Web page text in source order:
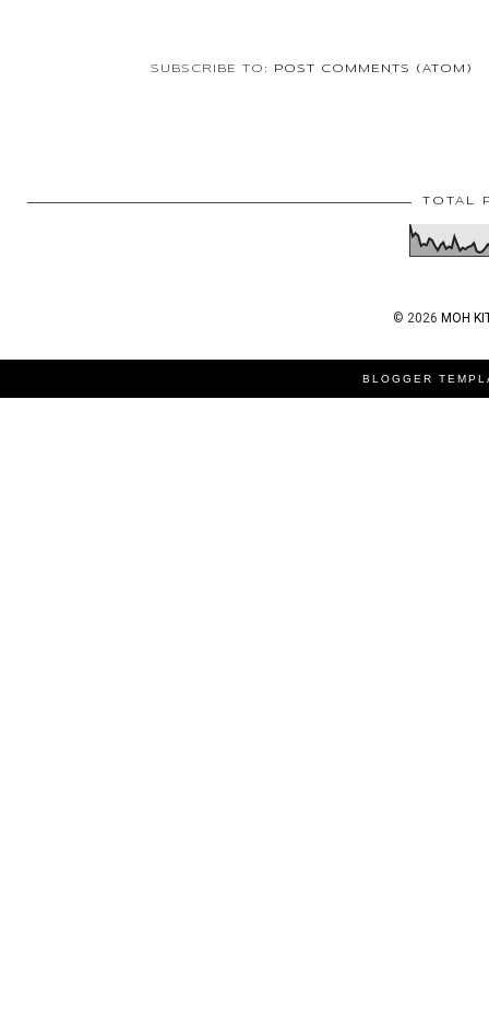
SUBSCRIBE TO: POST COMMENTS (ATOM)
TOTAL
© 2026 MOH
BLOGGER